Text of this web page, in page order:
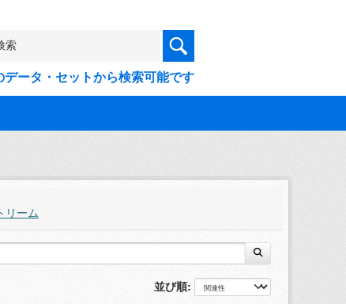
データ・セットから検索可能です
リーム
並び順